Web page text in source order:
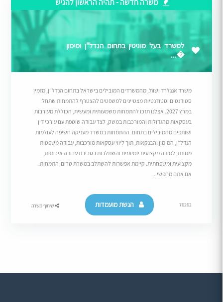
למשרד בעל מוניטין בתחום הנדל"ן ומימון
�...
משרד אנגלרד ושות’, מהמשרדים המובילים בישראל בתחום הנדל”ן, מזמין
סטודנטים וסטודנטיות מצטיינים למשפטים להצטרף להתמחות שתחל
במרץ 2027. אצלנו תזכו להתמחות משמעותית ומעשית, הכוללת מעורבות
בעסקאות מהגדולות והמורכבות במשק, לצד עבודה שוטפת עם עורכי דין
ושותפים מהמובילים בתחום. ההתמחות במשרד מעניקה חשיפה לעולמות
הנדל”ן, המימון והבנקאות, תוך ליווי עסקאות מורכבות, עבודה משפטית
מגוונת, למידה מקצועית יומיומית והשתלבות בסביבת עבודה איכותית,
מקצועית ומשפחתית. קיימת אפשרות להשתלב במשרת טרום-התמחות.
אם אתם מחפשי...
76262 הגשת מועמדות שיתוף משרה